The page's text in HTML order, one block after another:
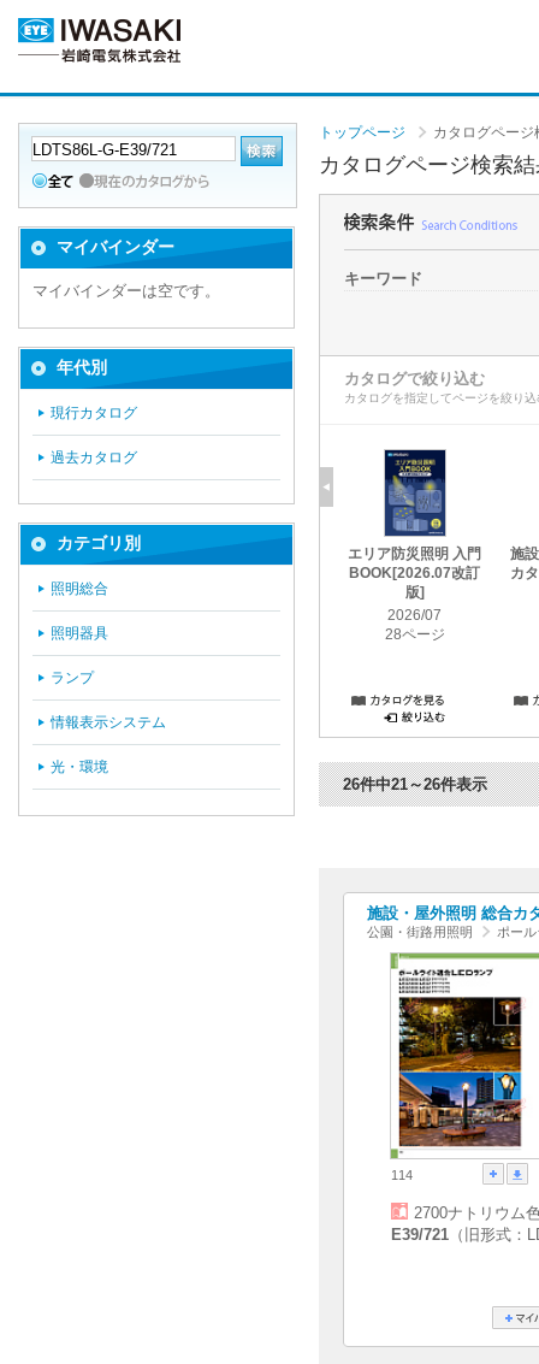
トップページ カタログページ
カタログページ検索
キーワード
カタログで絞り込む
カタログを指定してページを絞り
エリア防災照明 入門
BOOK[2026.07改訂
版]
2026/07
28ページ
施
カ
26件中21～26件表示
施設・屋外照明 総合カ
公園・街路用照明 ポー
114
2700ナトリウム
E39/721 （旧形式：
マイバインダー
マイバインダーは空です。
年代別
現行カタログ
過去カタログ
カテゴリ別
照明総合
照明器具
ランプ
情報表示システム
光・環境